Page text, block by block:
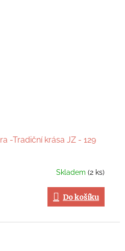
-Tradiční krása JZ - 129
Skladem (2 ks)
Do košíku